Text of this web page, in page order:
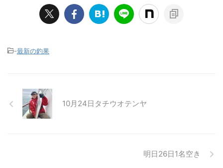
-最新の釣果
10月24日タチウオテンヤ
明日26日1名空き